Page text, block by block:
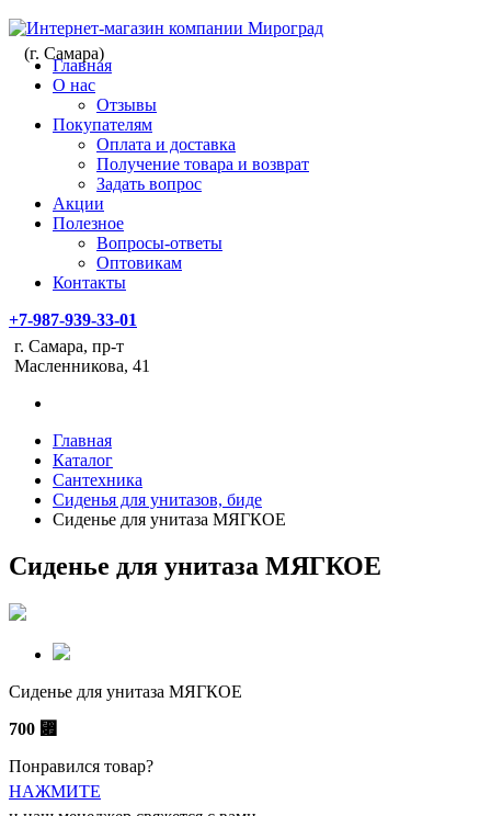
(г. Самара)
Главная
О нас
Отзывы
Покупателям
Оплата и доставка
Получение товара и возврат
Задать вопрос
Акции
Полезное
Вопросы-ответы
Оптовикам
Контакты
+7-987-939-33-01
г. Самара, пр-т
Масленникова, 41
Главная
Каталог
Сантехника
Сиденья для унитазов, биде
Сиденье для унитаза МЯГКОЕ
Сиденье для унитаза МЯГКОЕ
Сиденье для унитаза МЯГКОЕ
700 ⃏
Понравился товар?
НАЖМИТЕ